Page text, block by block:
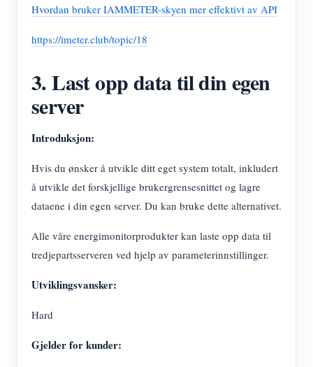
Hvordan bruker IAMMETER-skyen mer effektivt av API
https://imeter.club/topic/18
3. Last opp data til din egen
server
Introduksjon:
Hvis du ønsker å utvikle ditt eget system totalt, inkludert
å utvikle det forskjellige brukergrensesnittet og lagre
dataene i din egen server. Du kan bruke dette alternativet.
Alle våre energimonitorprodukter kan laste opp data til
tredjepartsserveren ved hjelp av parameterinnstillinger.
Utviklingsvansker:
Hard
Gjelder for kunder: